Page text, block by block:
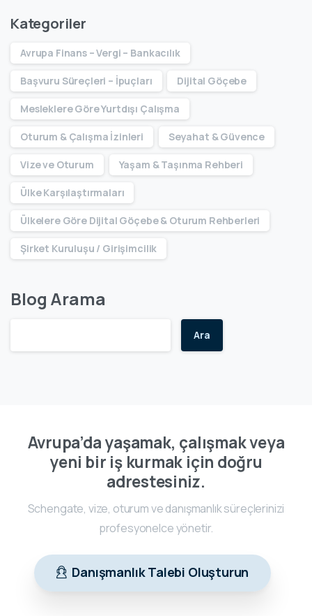
Kategoriler
Avrupa Finans – Vergi – Bankacılık
Başvuru Süreçleri – İpuçları Dijital Göçebe
Mesleklere Göre Yurtdışı Çalışma
Oturum & Çalışma İzinleri Seyahat & Güvence
Vize ve Oturum Yaşam & Taşınma Rehberi
Ülke Karşılaştırmaları
Ülkelere Göre Dijital Göçebe & Oturum Rehberleri
Şirket Kuruluşu / Girişimcilik
Blog Arama
Ara
Avrupa’da yaşamak, çalışmak veya
yeni bir iş kurmak için doğru
adrestesiniz.
Schengate, vize, oturum ve danışmanlık süreçlerinizi
profesyonelce yönetir.
Danışmanlık Talebi Oluşturun